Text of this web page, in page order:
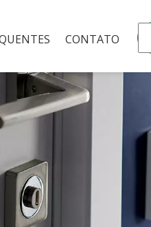
CONTATO